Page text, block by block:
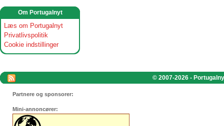
Om Portugalnyt
Læs om Portugalnyt
Privatlivspolitik
Cookie indstillinger
© 2007-2026 -
Partnere og sponsorer:
Mini-annoncører: